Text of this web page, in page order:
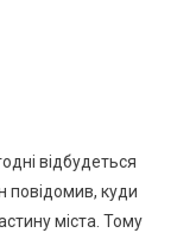
відбудеться
повідомив, куди
міста. Тому